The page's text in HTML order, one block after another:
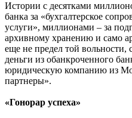
Истории с десятками
банка за «бухгалтерское
услуги», миллионами – за
архивному хранению и само
еще не предел той
деньги из обанкроченного
юридическую компанию из
партнеры».
«Гонорар успеха»